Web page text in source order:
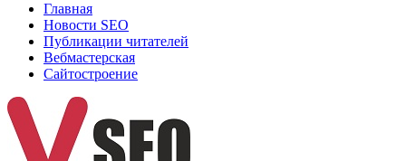
Главная
Новости SEO
Публикации читателей
Вебмастерская
Сайтостроение